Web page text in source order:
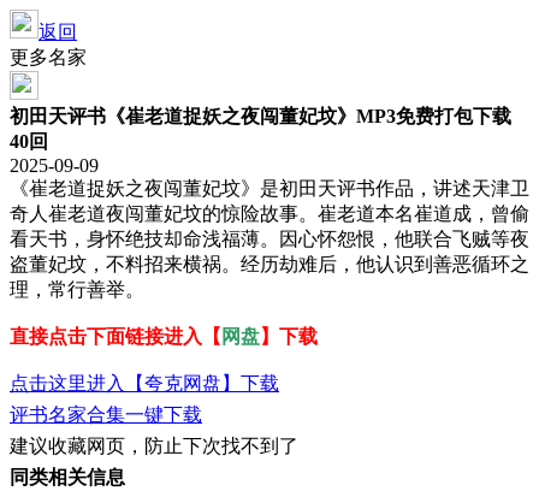
返回
更多名家
初田天评书《崔老道捉妖之夜闯董妃坟》MP3免费打包下载
40回
2025-09-09
《崔老道捉妖之夜闯董妃坟》是初田天评书作品，讲述天津卫
奇人崔老道夜闯董妃坟的惊险故事。崔老道本名崔道成，曾偷
看天书，身怀绝技却命浅福薄。因心怀怨恨，他联合飞贼等夜
盗董妃坟，不料招来横祸。经历劫难后，他认识到善恶循环之
理，常行善举。
直接点击下面链接进入【 网盘】下载
点击这里进入【夸克网盘】下载
评书名家合集一键下载
建议收藏网页，防止下次找不到了
同类相关信息